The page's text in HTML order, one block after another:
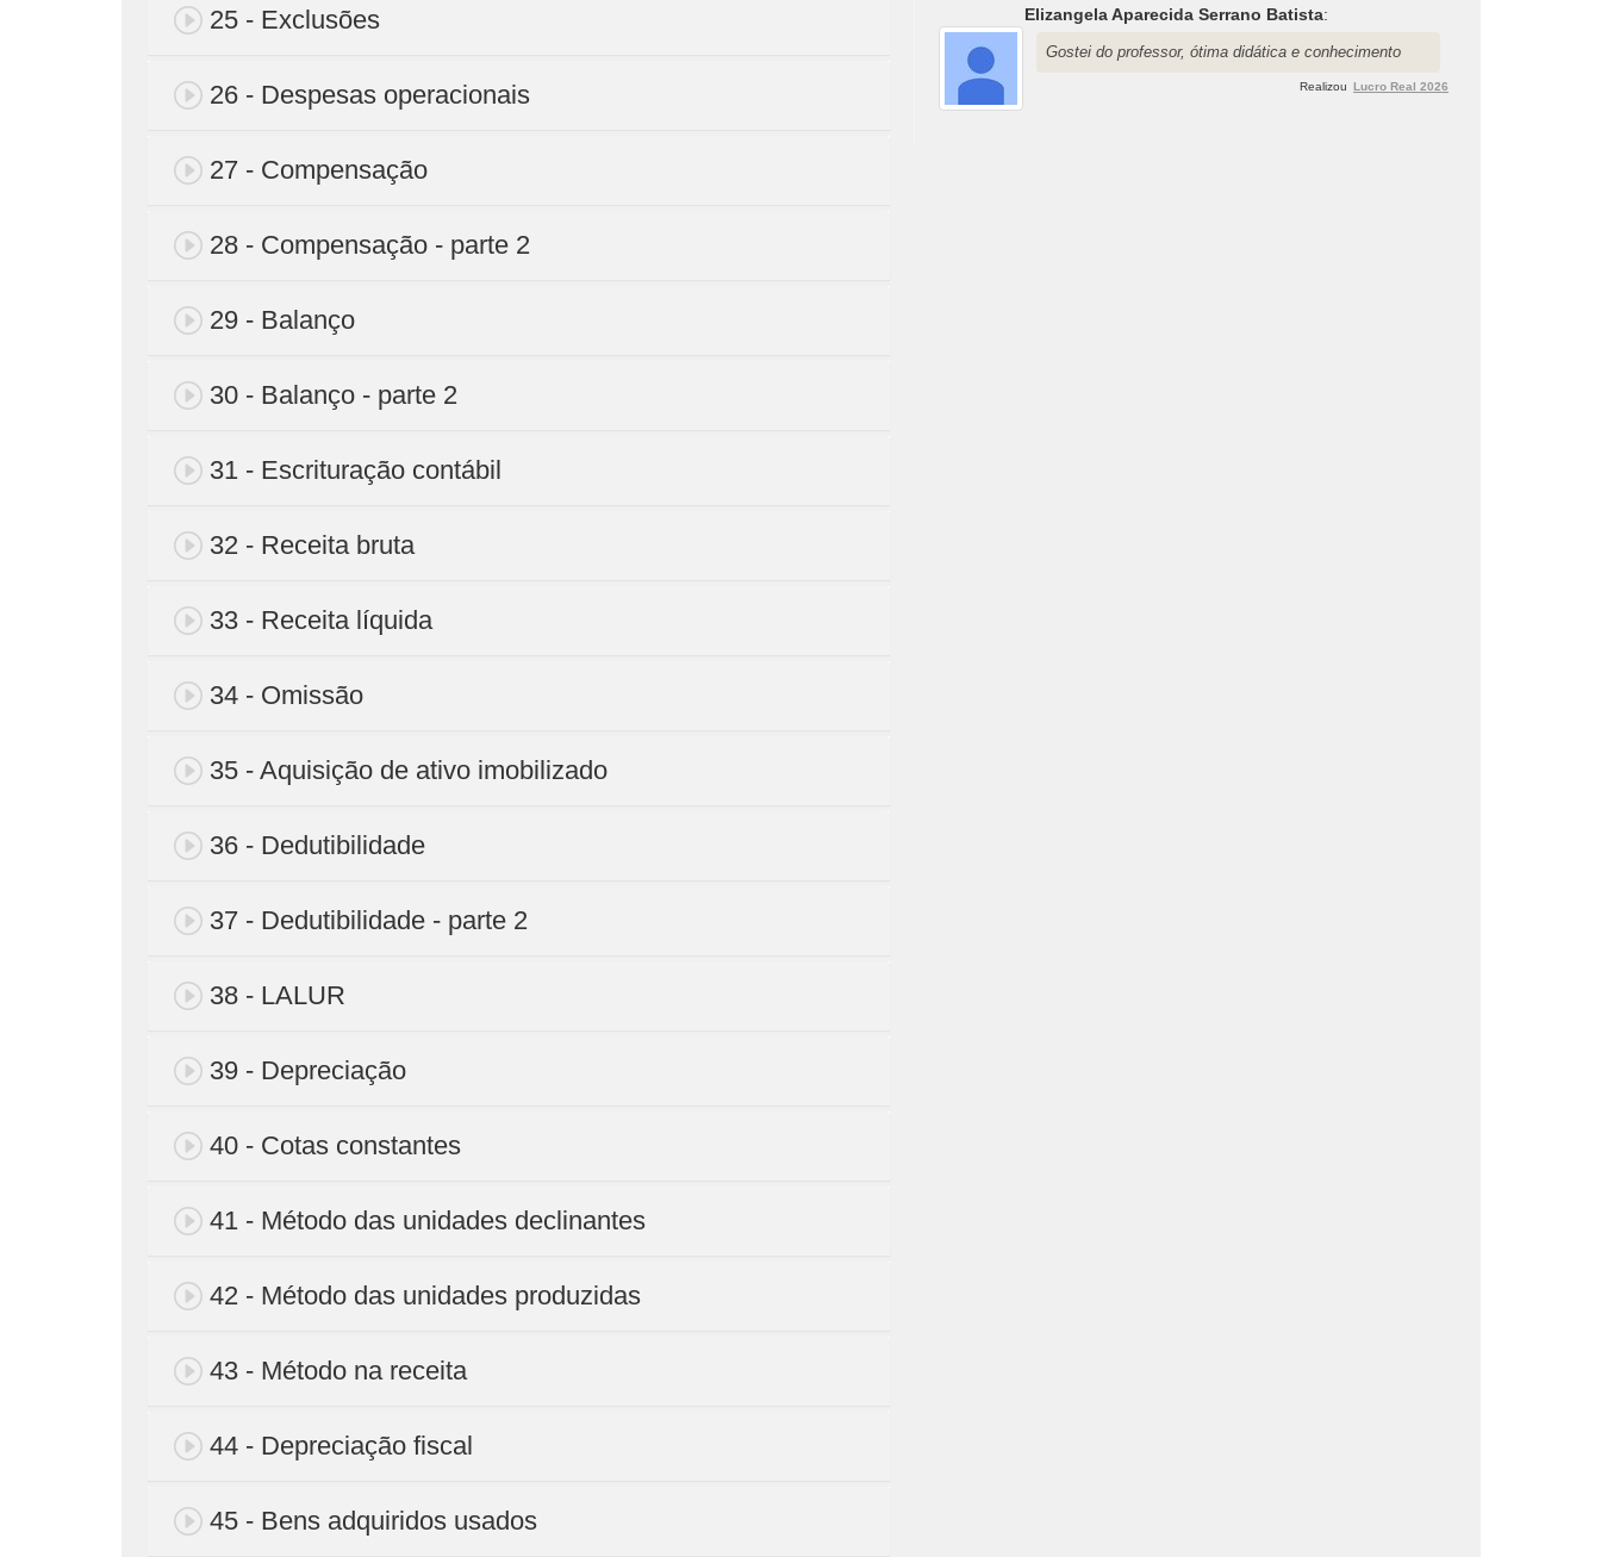
25 - Exclusões
26 - Despesas operacionais
27 - Compensação
28 - Compensação - parte 2
29 - Balanço
30 - Balanço - parte 2
31 - Escrituração contábil
32 - Receita bruta
33 - Receita líquida
34 - Omissão
35 - Aquisição de ativo imobilizado
36 - Dedutibilidade
37 - Dedutibilidade - parte 2
38 - LALUR
39 - Depreciação
40 - Cotas constantes
41 - Método das unidades declinantes
42 - Método das unidades produzidas
43 - Método na receita
44 - Depreciação fiscal
45 - Bens adquiridos usados
Elizangela Aparecida Serrano Batista:
Gostei do professor, ótima didática e conhecimento
Realizou Lucro Real 2026